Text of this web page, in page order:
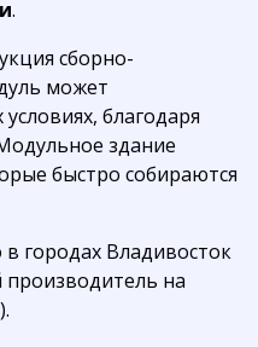
.
сборно-
может
благодаря
здание
быстро собираются
городах Владивосток
производитель на